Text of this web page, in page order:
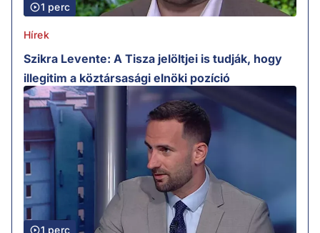
1 perc
Hírek
Szikra Levente: A Tisza jelöltjei is tudják, hogy
illegitim a köztársasági elnöki pozíció
1 perc